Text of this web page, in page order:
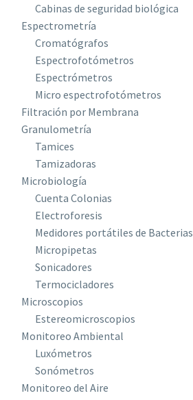
Cabinas de seguridad biológica
Espectrometría
Cromatógrafos
Espectrofotómetros
Espectrómetros
Micro espectrofotómetros
Filtración por Membrana
Granulometría
Tamices
Tamizadoras
Microbiología
Cuenta Colonias
Electroforesis
Medidores portátiles de Bacterias
Micropipetas
Sonicadores
Termocicladores
Microscopios
Estereomicroscopios
Monitoreo Ambiental
Luxómetros
Sonómetros
Monitoreo del Aire